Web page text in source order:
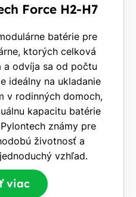
Force H2-H7
batérie pre
ktorých celková
a odvíja sa od počtu
ideálny na ukladanie
v rodinných domoch,
kapacitu batérie
známy pre
životnosť a
vzhľad.
viac